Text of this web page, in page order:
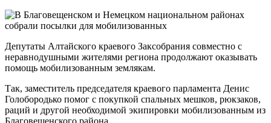
Депутаты Алтайского краевого Заксобрания совместно с
неравнодушными жителями региона продолжают оказывать
помощь мобилизованным землякам.
Так, заместитель председателя краевого парламента Денис
Голобородько помог с покупкой спальных мешков, рюкзаков,
раций и другой необходимой экипировки мобилизованным из
Благовещенского района.